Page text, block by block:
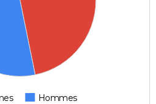
Hommes